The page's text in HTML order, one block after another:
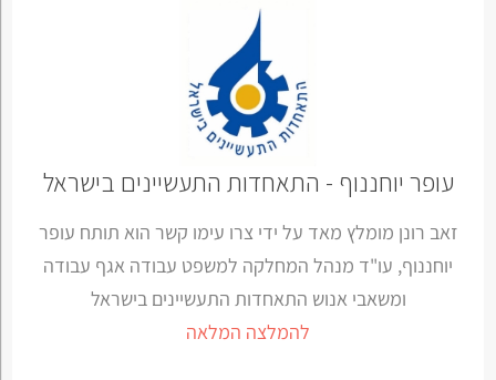
עופר יוחננוף - התאחדות התעשיינים בישראל
זאב רונן מומלץ מאד על ידי צרו עימו קשר הוא תותח עופר
יוחננוף, עו"ד מנהל המחלקה למשפט עבודה אגף עבודה
ומשאבי אנוש התאחדות התעשיינים בישראל
להמלצה המלאה